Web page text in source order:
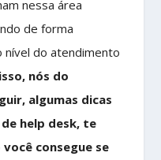
nessa área
de forma
nível do atendimento
nós do
algumas dicas
help desk, te
consegue se